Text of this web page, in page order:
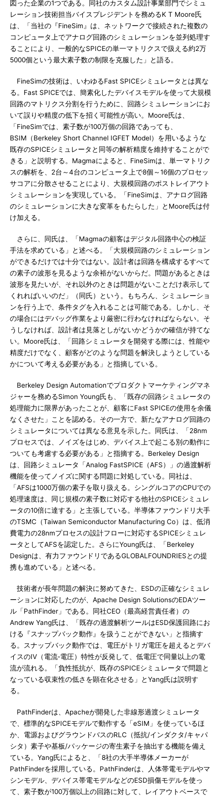
図った企業の1つである。同社のカスタム設計事業部門でシミュ
レーション技術担当バイスプレジデントを務めるK T Moore氏
は、「当社の『FineSim』は、ネットワークで接続された複数の
コンピュータ上でアナログ回路のシミュレーションを並列処理す
ることにより、一般的なSPICEの単一マトリクスで扱える約2万
5000個という最大素子数の制限を克服した」と語る。
FineSimの技術は、いわゆるFast SPICEシミュレータとは異な
る。Fast SPICEでは、簡素化したデバイスモデルを使って大規模
回路のマトリクス分割を行うために、回路シミュレーションにお
いて誤りや精度の低下を招く可能性が高い。Moore氏は、
「FineSimでは、素子数が100万個の回路であっても、
BSIM（Berkeley Short Channel IGFET Model）を用いるような
既存のSPICEシミュレータと同等の解析精度を維持することがで
きる」と説明する。Magmaによると、FineSimは、単一マトリク
スの解析を、2台～4台のコンピュータ上で8個～16個のプロセッ
サコアに分散させることにより、大規模回路のポストレイアウト
シミュレーションを実現している。「FineSimは、アナログ回路
のシミュレーションに大きな変革をもたらした」とMoore氏は付
け加える。
さらに、同氏は、「Magmaの顧客はデジタル回路中心の検証
手法を求めている」と述べる。「大規模回路のシミュレーション
ができるだけでは十分ではない。設計者は回路を構成するすべて
の素子の波形を見るような余裕がないからだ。問題があるときは
波形を見たいが、それ以外のときは問題がないことだけ表示して
くれればいいのだ」（同氏）という。もちろん、シミュレーショ
ンを行う上で、条件タグを入れることは可能である。しかし、そ
の場合にはデバッグ作業をより厳密に行わなければならない。そ
うしなければ、設計者は見落としがないかどうかの確信が持てな
い。Moore氏は、「回路シミュレータを開発する際には、性能や
精度だけでなく、顧客がどのような問題を解決しようとしている
かについて考える必要がある」と指摘している。
Berkeley Design Automationでプロダクトマーケティングマネ
ジャーを務めるSimon Young氏も、「既存の回路シミュレータの
処理能力に限界があったことが、顧客にFast SPICEの使用を余儀
なくさせた」ことを認める。その一方で、新たなアナログ回路の
シミュレータについては異なる意見を示した。同氏は、「28nm
プロセスでは、ノイズをはじめ、デバイス上で起こる別の動作に
ついても考慮する必要がある」と指摘する。Berkeley Design
は、回路シミュレータ「Analog FastSPICE（AFS）」の過渡解析
機能を使ってノイズに関する問題に対処している。同社は、
「AFSは1000万個の素子を取り扱える。シングルコアのCPUでの
処理速度は、同じ規模の素子数に対応する他社のSPICEシミュレ
ータの10倍に達する」と主張している。半導体ファウンドリ大手
のTSMC（Taiwan Semiconductor Manufacturing Co）は、低消
費電力の28nmプロセスの設計フローに対応するSPICEシミュレ
ータとしてAFSを認定した。さらにYoung氏は、「Berkeley
Designは、有力ファウンドリであるGLOBALFOUNDRIESとの提
携も進めている」と述べる。
技術者が長年問題の解決に努めてきた、ESDの正確なシミュレ
ーションに対応したのが、Apache Design SolutionsのEDAツー
ル「PathFinder」である。同社CEO（最高経営責任者）の
Andrew Yang氏は、「既存の過渡解析ツールはESD保護回路にお
ける『スナップバック動作』を扱うことができない」と指摘す
る。スナップバック動作では、電圧がトリガ電圧を超えるとデバ
イスのIV（電流‐電圧）特性が反発して、低電圧で同量以上の電
流が流れる。「負性抵抗が、既存のSPICEシミュレータで問題と
なっている収束性の低さを顕在化させる」とYang氏は説明す
る。
PathFinderは、Apacheが開発した非線形過渡シミュレータ
で、標準的なSPICEモデルで動作する「eSIM」を使っているほ
か、電源およびグラウンドバスのRLC（抵抗/インダクタ/キャパ
シタ）素子や基板/パッケージの寄生素子を抽出する機能を備え
ている。Yang氏によると、「8社の大手半導体メーカーが
PathFinderを採用している。PathFinderは、人体帯電モデルやマ
シンモデル、デバイス帯電モデルなどのESD損傷モデルを使っ
て、素子数が100万個以上の回路に対して、レイアウトベースで